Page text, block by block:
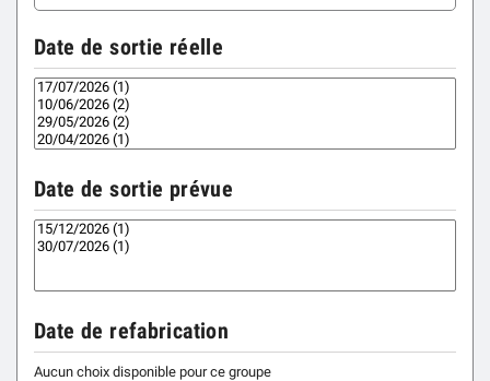
Date de sortie réelle
Date de sortie prévue
Date de refabrication
Aucun choix disponible pour ce groupe